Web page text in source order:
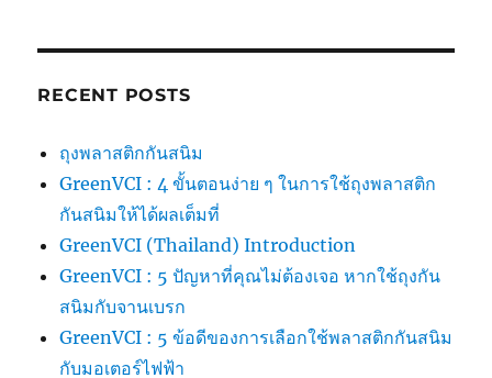
RECENT POSTS
ถุงพลาสติกกันสนิม
GreenVCI : 4 ขั้นตอนง่าย ๆ ในการใช้ถุงพลาสติก
กันสนิมให้ได้ผลเต็มที่
GreenVCI (Thailand) Introduction
GreenVCI : 5 ปัญหาที่คุณไม่ต้องเจอ หากใช้ถุงกัน
สนิมกับจานเบรก
GreenVCI : 5 ข้อดีของการเลือกใช้พลาสติกกันสนิม
กับมอเตอร์ไฟฟ้า